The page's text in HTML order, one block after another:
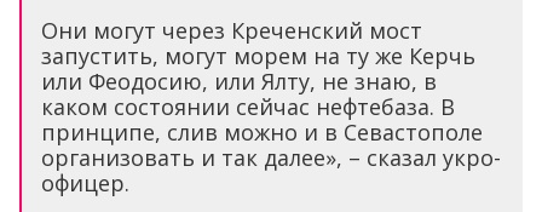
Они могут через Креченский мост
запустить, могут морем на ту же Керчь
или Феодосию, или Ялту, не знаю, в
каком состоянии сейчас нефтебаза. В
принципе, слив можно и в Севастополе
организовать и так далее», – сказал укро-
офицер.